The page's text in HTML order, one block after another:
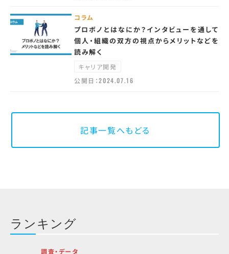
コラム
プロボノとはなにか？インタビューを通して
個人・組織の双方の視点からメリットなどを
読み解く
キャリア開発
公開日：2024.07.16
記事一覧へもどる
ランキング
調査・データ